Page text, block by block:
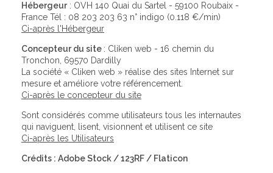
Hébergeur: OVH 140 Quai du Sartel - 59100 Roubaix -
France Tél : 08 203 203 63 n° indigo (0.118 €/min)
Ci-après l'Hébergeur
Concepteur du site : Cliken web - 16 chemin du
Tronchon, 69570 Dardilly
La société « Cliken web » réalise des sites Internet sur
mesure et améliore votre référencement.
Ci-après le concepteur du site
Sont considérés comme utilisateurs tous les internautes
qui naviguent, lisent, visionnent et utilisent ce site
Ci-après les Utilisateurs
Crédits : Adobe Stock / 123RF / Flaticon